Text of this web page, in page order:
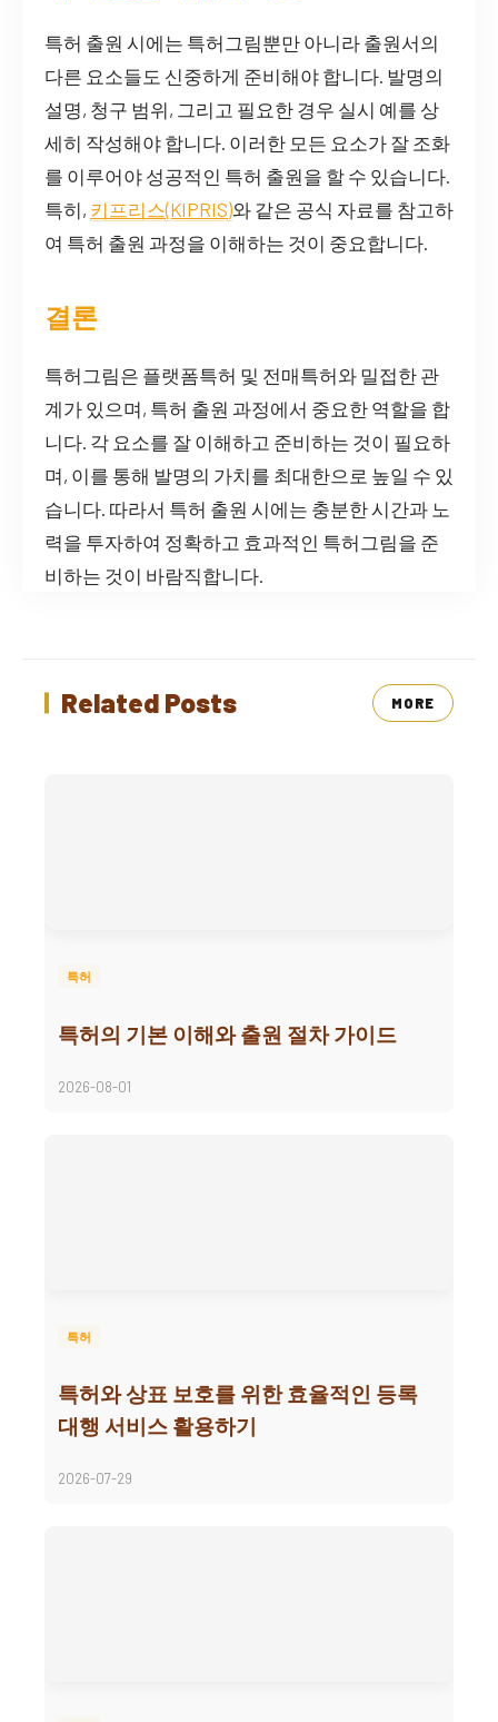
특허 출원 시에는 특허그림뿐만 아니라 출원서의
다른 요소들도 신중하게 준비해야 합니다. 발명의
설명, 청구 범위, 그리고 필요한 경우 실시 예를 상
세히 작성해야 합니다. 이러한 모든 요소가 잘 조화
를 이루어야 성공적인 특허 출원을 할 수 있습니다.
특히, 키프리스(KIPRIS)와 같은 공식 자료를 참고하
여 특허 출원 과정을 이해하는 것이 중요합니다.
결론
특허그림은 플랫폼특허 및 전매특허와 밀접한 관
계가 있으며, 특허 출원 과정에서 중요한 역할을 합
니다. 각 요소를 잘 이해하고 준비하는 것이 필요하
며, 이를 통해 발명의 가치를 최대한으로 높일 수 있
습니다. 따라서 특허 출원 시에는 충분한 시간과 노
력을 투자하여 정확하고 효과적인 특허그림을 준
비하는 것이 바람직합니다.
Related Posts MORE
특허
특허의 기본 이해와 출원 절차 가이드
2026-08-01
특허
특허와 상표 보호를 위한 효율적인 등록
대행 서비스 활용하기
2026-07-29